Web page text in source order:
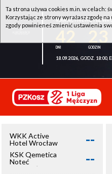
WKK ACTIVE HOTEL
18.09.2026, GODZ. 18:00,
WKK Active
Hotel Wrocław
--
KSK Qemetica
Noteć
Inowrocław
--
Ta strona używa cookies m.in. w celach:
Korzystając ze strony wyrażasz zgodę
zgody powinieneś zmienić ustawienia